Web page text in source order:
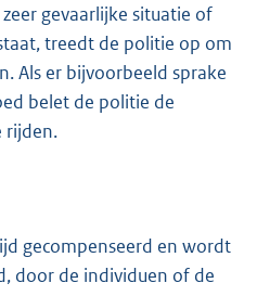
gevaarlijke situatie of
treedt de politie op om
Als er bijvoorbeeld sprake
belet de politie de
rijden.
gecompenseerd en wordt
door de individuen of de